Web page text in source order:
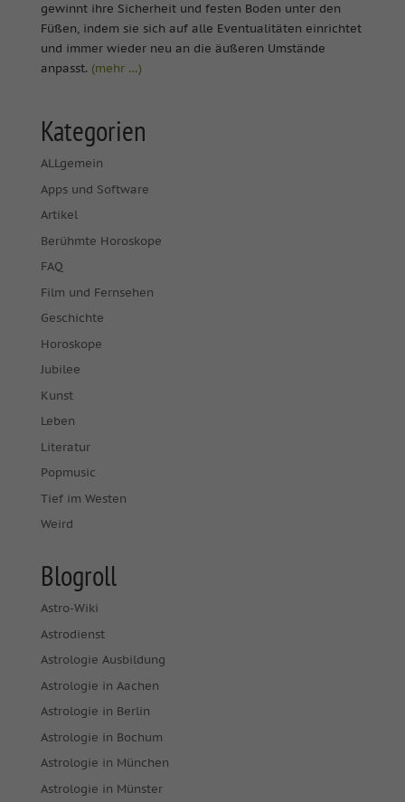
gewinnt ihre Sicherheit und festen Boden unter den
Füßen, indem sie sich auf alle Eventualitäten einrichtet
und immer wieder neu an die äußeren Umstände
anpasst. (mehr …)
Kategorien
ALLgemein
Apps und Software
Artikel
Berühmte Horoskope
FAQ
Film und Fernsehen
Geschichte
Horoskope
Jubilee
Kunst
Leben
Literatur
Popmusic
Tief im Westen
Weird
Blogroll
Astro-Wiki
Astrodienst
Astrologie Ausbildung
Astrologie in Aachen
Astrologie in Berlin
Astrologie in Bochum
Astrologie in München
Astrologie in Münster